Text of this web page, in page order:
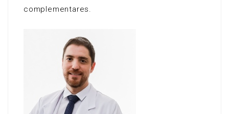
complementares.